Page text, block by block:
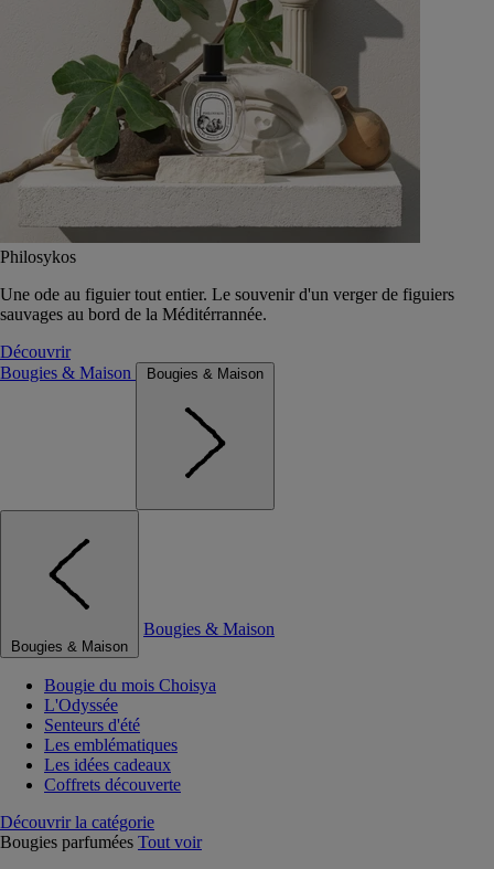
Philosykos
Une ode au figuier tout entier. Le souvenir d'un verger de figuiers
sauvages au bord de la Méditérrannée.
Découvrir
Bougies & Maison
Bougies & Maison
Bougies & Maison
Bougies & Maison
Bougie du mois Choisya
L'Odyssée
Senteurs d'été
Les emblématiques
Les idées cadeaux
Coffrets découverte
Découvrir la catégorie
Bougies parfumées Tout voir